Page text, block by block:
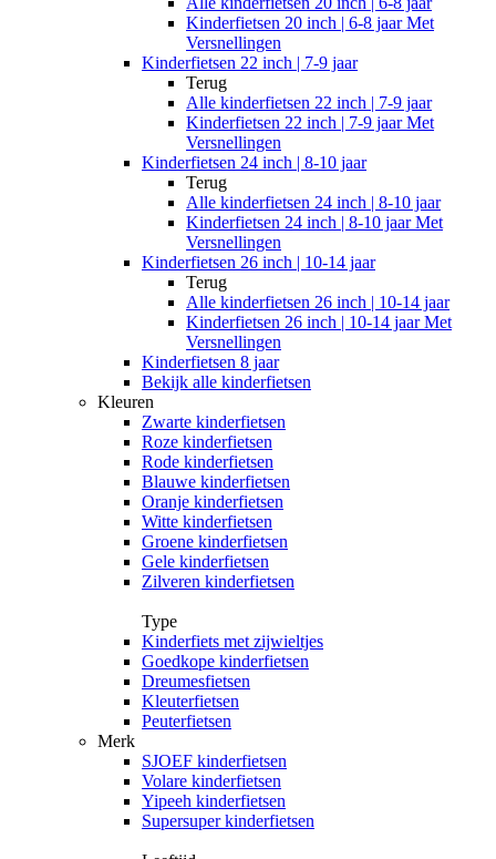
Kinderfietsen 20 inch | 6-8 jaar Met
Versnellingen
Kinderfietsen 22 inch | 7-9 jaar
Terug
Alle kinderfietsen 22 inch | 7-9 jaar
Kinderfietsen 22 inch | 7-9 jaar Met
Versnellingen
Kinderfietsen 24 inch | 8-10 jaar
Terug
Alle kinderfietsen 24 inch | 8-10 jaar
Kinderfietsen 24 inch | 8-10 jaar Met
Versnellingen
Kinderfietsen 26 inch | 10-14 jaar
Terug
Alle kinderfietsen 26 inch | 10-14 jaar
Kinderfietsen 26 inch | 10-14 jaar Met
Versnellingen
Kinderfietsen 8 jaar
Bekijk alle kinderfietsen
Kleuren
Zwarte kinderfietsen
Roze kinderfietsen
Rode kinderfietsen
Blauwe kinderfietsen
Oranje kinderfietsen
Witte kinderfietsen
Groene kinderfietsen
Gele kinderfietsen
Zilveren kinderfietsen
Type
Kinderfiets met zijwieltjes
Goedkope kinderfietsen
Dreumesfietsen
Kleuterfietsen
Peuterfietsen
Merk
SJOEF kinderfietsen
Volare kinderfietsen
Yipeeh kinderfietsen
Supersuper kinderfietsen